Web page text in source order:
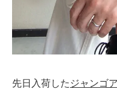
先日入荷した ジャンゴ